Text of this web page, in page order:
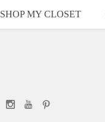
SHOP MY CLOSET